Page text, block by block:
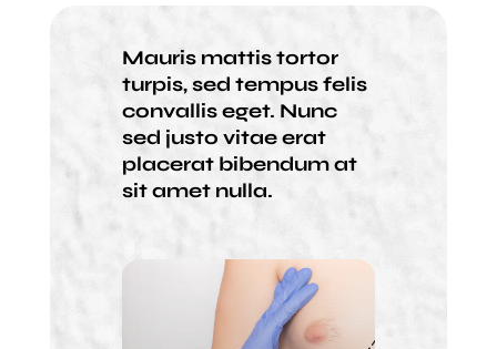
Mauris mattis tortor
turpis, sed tempus felis
convallis eget. Nunc
sed justo vitae erat
placerat bibendum at
sit amet nulla.